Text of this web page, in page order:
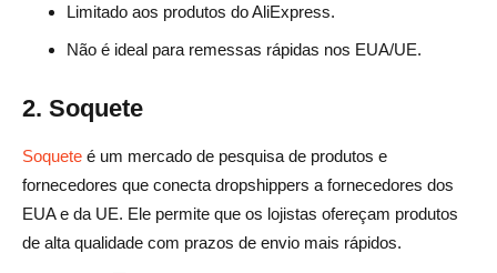
Limitado aos produtos do AliExpress.
Não é ideal para remessas rápidas nos EUA/UE.
2. Soquete
Soquete é um mercado de pesquisa de produtos e
fornecedores que conecta dropshippers a fornecedores dos
EUA e da UE. Ele permite que os lojistas ofereçam produtos
de alta qualidade com prazos de envio mais rápidos.